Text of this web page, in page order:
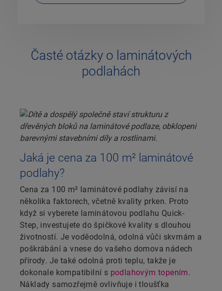
Časté otázky o laminátových
podlahách
Jaká je cena za 100 m² laminátové
podlahy?
Cena za 100 m² laminátové podlahy závisí na
několika faktorech, včetně kvality prken. Proto
když si vyberete laminátovou podlahu Quick-
Step, investujete do špičkové kvality s dlouhou
životností. Je voděodolná, odolná vůči skvrnám a
poškrábání a vnese do vašeho domova nádech
přírody. Je také odolná proti teplu, takže je
dokonale kompatibilní s podlahovým topením.
Náklady samozřejmě ovlivňuje i tloušťka